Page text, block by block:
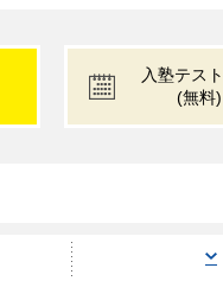
入塾テスト
(無料)